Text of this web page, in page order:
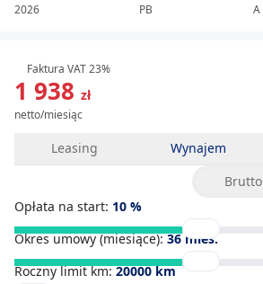
2026
PB A
1 938 zł
netto/miesiąc
Faktura VAT 23%
Leasing Wynajem
Brutto
Opłata na start: 10 %
Okres umowy (miesiące):36 mies.
Roczny limit km:20000km